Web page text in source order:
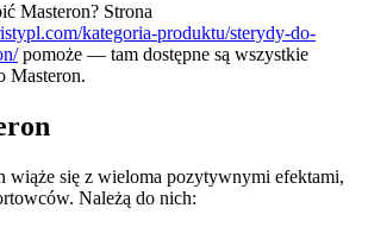
Masteron? Strona
kategoria-produktu/sterydy-do-
pomoże — tam dostępne są wszystkie
Masteron.
wiąże się z wieloma pozytywnymi efektami,
Należą do nich: